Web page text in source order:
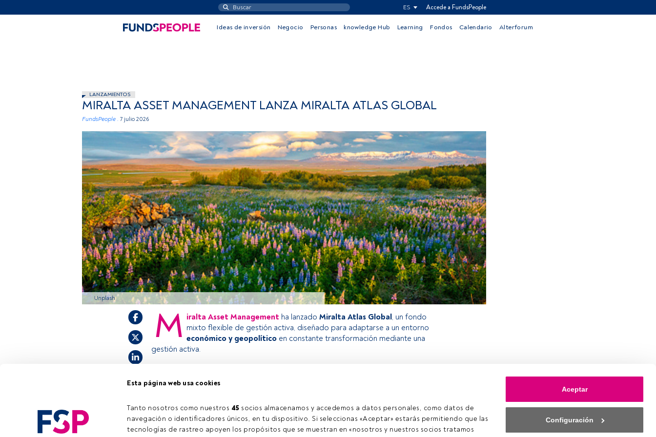
Esta página web usa cookies
Tanto nosotros como nuestros 45 socios almacenamos y accedemos a datos personales, como datos de
navegación o identificadores únicos, en tu dispositivo. Si seleccionas «Aceptar» estarás permitiendo que las
tecnologías de rastreo apoyen los propósitos que se muestran en «nosotros y nuestros socios tratamos
Aceptar
Configuración
ES Accede a FundsPeople
Ideas de inversión Negocio Personas knowledge Hub Learning Fondos Calendario Alterforum
LANZAMIENTOS
MIRALTA ASSET MANAGEMENT LANZA MIRALTA ATLAS GLOBAL
FundsPeople . 7 julio 2026
Unplash
2 min.
M iralta Asset Management ha lanzado Miralta Atlas Global, un fondo
mixto flexible de gestión activa, diseñado para adaptarse a un entorno
económico y geopolítico en constante transformación mediante una
gestión activa.
Este es un artículo exclusivo para los usuarios registrados de FundsPeople. Si ya
invitamos a registrarte y disfrutar de todo el universo que ofrece FundsPeople.
Accede a FundsPeople